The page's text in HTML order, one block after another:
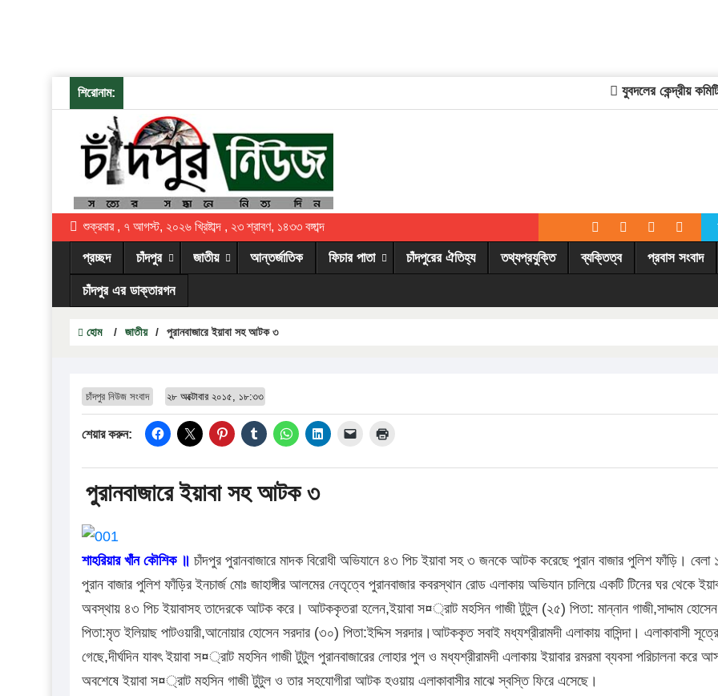
শিরোনাম: যুবদলের কেন্দ্রীয়
শুক্রবার , ৭ আগস্ট, ২০২৬ খ্রিষ্টাব্দ , ২৩ শ্রাবণ, ১৪৩৩ বঙ্গাব্দ
প্রচ্ছদ চাঁদপুর জাতীয় আন্তর্জাতিক ফিচার পাতা চাঁদপুরের ঐতিহ্য তথ্যপ্রযুক্তি ব্যক্তিত্ব প্রবাস সংবাদ
চাঁদপুর এর ডাক্তারগন
হোম / জাতীয় / পুরানবাজারে ইয়াবা সহ আটক ৩
চাঁদপুর নিউজ সংবাদ ২৮ অক্টোবার ২০১৫, ১৮:৩৩
শেয়ার করুন:
পুরানবাজারে ইয়াবা সহ আটক ৩
শাহরিয়ার খাঁন কৌশিক ॥ চাঁদপুর পুরানবাজারে মাদক বিরোধী অভিযানে ৪৩ পিচ ইয়াবা সহ ৩ জনকে আটক করেছে পুরান বাজার পুলিশ ফাঁড়ি। বেলা
পুরান বাজার পুলিশ ফাঁড়ির ইনচার্জ মোঃ জাহাঙ্গীর আলমের নেতৃত্বে পুরানবাজার কবরস্থান রোড এলাকায় অভিযান চালিয়ে একটি টিনের ঘর থেকে
অবস্থায় ৪৩ পিচ ইয়াবাসহ তাদেরকে আটক করে। আটককৃতরা হলেন,ইয়াবা স¤্রাট মহসিন গাজী টুটুল (২৫) পিতা: মান্নান গাজী,সাদ্দাম
পিতা:মৃত ইলিয়াছ পাটওয়ারী,আনোয়ার হোসেন সরদার (৩০) পিতা:ইদ্দিস সরদার।আটককৃত সবাই মধ্যশ্রীরামদী এলাকায় বাসিন্দা। এলাকাবাসী
গেছে,দীর্ঘদিন যাবৎ ইয়াবা স¤্রাট মহসিন গাজী টুটুল পুরানবাজারের লোহার পুল ও মধ্যশ্রীরামদী এলাকায় ইয়াবার রমরমা ব্যবসা পরিচালনা করে
অবশেষে ইয়াবা স¤্রাট মহসিন গাজী টুটুল ও তার সহযোগীরা আটক হওয়ায় এলাকাবাসীর মাঝে স্বস্তি ফিরে এসেছে।